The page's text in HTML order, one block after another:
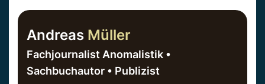
Andreas Müller
Fachjournalist Anomalistik •
Sachbuchautor • Publizist